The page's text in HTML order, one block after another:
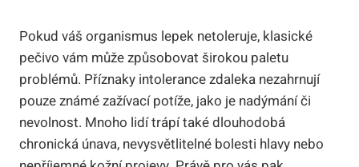
Pokud váš organismus lepek netoleruje, klasické
pečivo vám může způsobovat širokou paletu
problémů. Příznaky intolerance zdaleka nezahrnují
pouze známé zažívací potíže, jako je nadýmání či
nevolnost. Mnoho lidí trápí také dlouhodobá
chronická únava, nevysvětlitelné bolesti hlavy nebo